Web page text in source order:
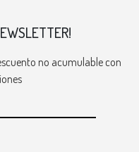
no acumulable con